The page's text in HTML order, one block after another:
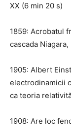
XX (6 min 20 s)
1859: Acrobatul
cascada
1905: Albert
electrodinamicii
ca teoria
1908: Are loc